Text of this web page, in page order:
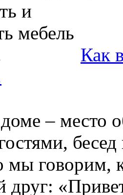
Как
– место
мы говорим,
друг: